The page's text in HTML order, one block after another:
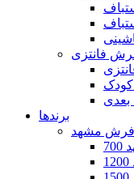
فانتزی
برندها
فرش مشهد